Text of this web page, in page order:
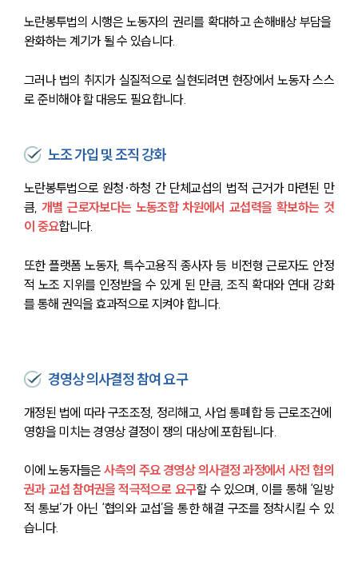
노란봉투법의 시행은 노동자의 권리를 확대하고 손해배상 부담을
완화하는 계기가 될 수 있습니다.
그러나 법의 취지가 실질적으로 실현되려면 현장에서 노동자 스스
로 준비해야 할 대응도 필요합니다.
노조 가입 및 조직 강화
노란봉투법으로 원청·하청 간 단체교섭의 법적 근거가 마련된 만
큼, 개별 근로자보다는 노동조합 차원에서 교섭력을 확보하는 것
이 중요합니다.
또한 플랫폼 노동자, 특수고용직 종사자 등 비전형 근로자도 안정
적 노조 지위를 인정받을 수 있게 된 만큼, 조직 확대와 연대 강화
를 통해 권익을 효과적으로 지켜야 합니다.
경영상 의사결정 참여 요구
개정된 법에 따라 구조조정, 정리해고, 사업 통폐합 등 근로조건에
영향을 미치는 경영상 결정이 쟁의 대상에 포함됩니다.
이에 노동자들은 사측의 주요 경영상 의사결정 과정에서 사전 협의
권과 교섭 참여권을 적극적으로 요구할 수 있으며, 이를 통해 ‘일방
적 통보’가 아닌 ‘협의와 교섭’을 통한 해결 구조를 정착시킬 수 있
습니다.